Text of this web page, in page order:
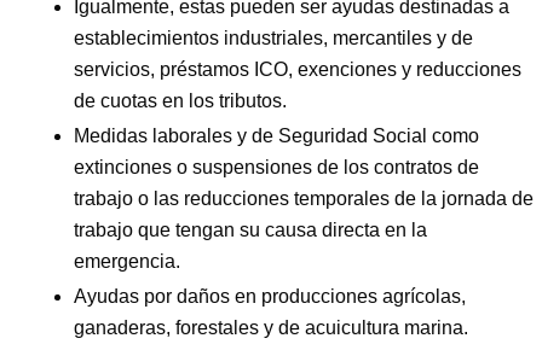
Igualmente, estas pueden ser ayudas destinadas a
establecimientos industriales, mercantiles y de
servicios, préstamos ICO, exenciones y reducciones
de cuotas en los tributos.
Medidas laborales y de Seguridad Social como
extinciones o suspensiones de los contratos de
trabajo o las reducciones temporales de la jornada de
trabajo que tengan su causa directa en la
emergencia.
Ayudas por daños en producciones agrícolas,
ganaderas, forestales y de acuicultura marina.